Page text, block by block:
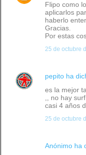
Flipo como
aplicarlos
haberlo
Gracias.
Por estas
25 de octubre
pepito ha
es la mejor
,, no hay
casi 4 años
25 de octubre
Anónimo ha